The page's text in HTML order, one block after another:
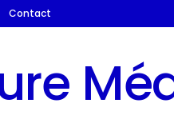
Contact